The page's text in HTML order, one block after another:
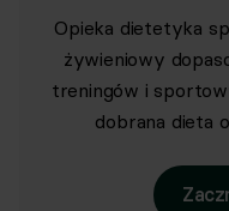
Opieka dietetyka
żywieniowy
treningów i
dobrana dieta